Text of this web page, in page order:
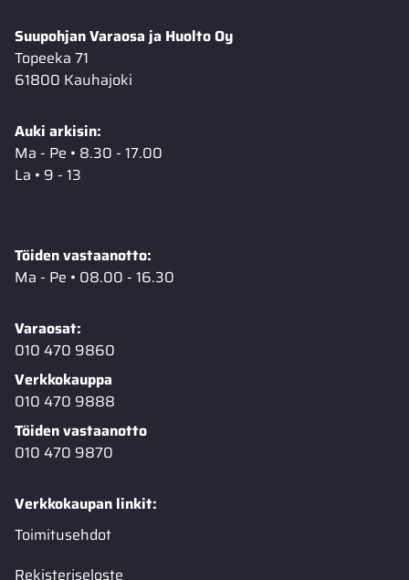
Suupohjan Varaosa ja Huolto Oy
Topeeka 71
61800 Kauhajoki
Auki arkisin:
Ma - Pe • 8.30 - 17.00
La • 9 - 13
Töiden vastaanotto:
Ma - Pe • 08.00 - 16.30
Varaosat:
010 470 9860
Verkkokauppa
010 470 9888
Töiden vastaanotto
010 470 9870
Verkkokaupan linkit:
Toimitusehdot
Rekisteriseloste